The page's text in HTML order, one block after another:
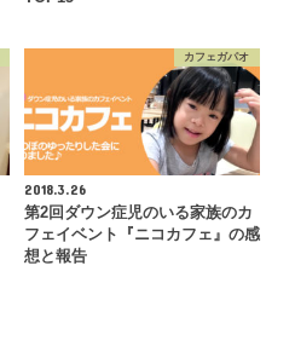
カフェガパオ
2018.3.26
第2回ダウン症児のいる家族のカ
フェイベント『ニコカフェ』の感
想と報告